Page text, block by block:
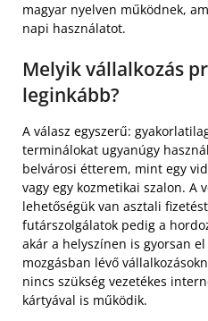
magyar nyelven működnek,
napi használatot.
Melyik vállalkozás
leginkább?
A válasz egyszerű:
terminálokat ugyanúgy
belvárosi étterem, mint egy
vagy egy kozmetikai szalon. A
lehetőségük van asztali
futárszolgálatok pedig a
akár a helyszínen is gyorsan
mozgásban lévő
nincs szükség vezetékes
kártyával is működik.